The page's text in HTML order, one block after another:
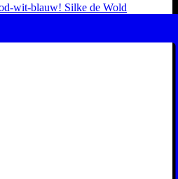
wit-blauw! Silke de Wold